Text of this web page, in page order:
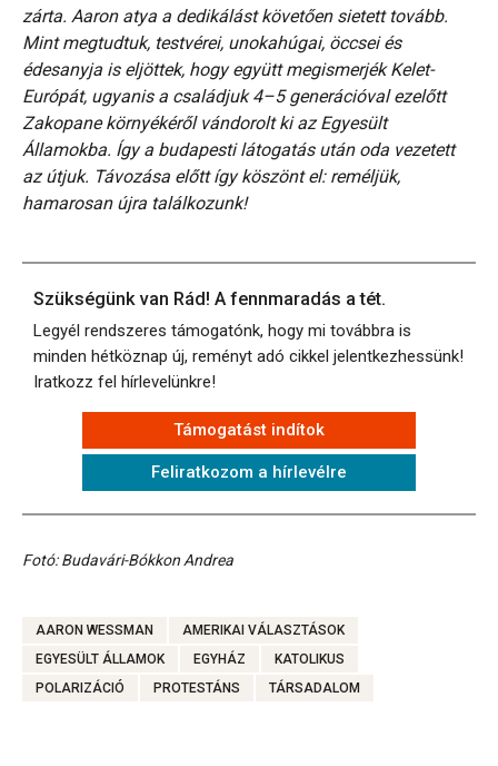
zárta. Aaron atya a dedikálást követően sietett tovább.
Mint megtudtuk, testvérei, unokahúgai, öccsei és
édesanyja is eljöttek, hogy együtt megismerjék Kelet-
Európát, ugyanis a családjuk 4–5 generációval ezelőtt
Zakopane környékéről vándorolt ki az Egyesült
Államokba. Így a budapesti látogatás után oda vezetett
az útjuk. Távozása előtt így köszönt el: reméljük,
hamarosan újra találkozunk!
Szükségünk van Rád! A fennmaradás a tét.
Legyél rendszeres támogatónk, hogy mi továbbra is
minden hétköznap új, reményt adó cikkel jelentkezhessünk!
Iratkozz fel hírlevelünkre!
Támogatást indítok
Feliratkozom a hírlevélre
Fotó: Budavári-Bókkon Andrea
AARON WESSMAN
AMERIKAI VÁLASZTÁSOK
EGYESÜLT ÁLLAMOK
EGYHÁZ
KATOLIKUS
POLARIZÁCIÓ
PROTESTÁNS TÁRSADALOM